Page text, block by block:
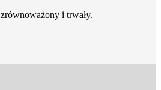
i trwały.